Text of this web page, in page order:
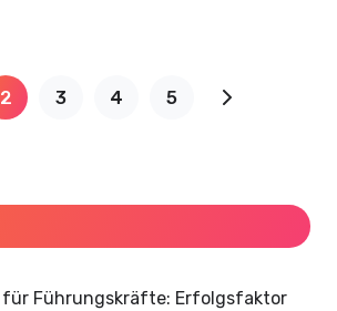
2 3 4 5
für Führungskräfte: Erfolgsfaktor